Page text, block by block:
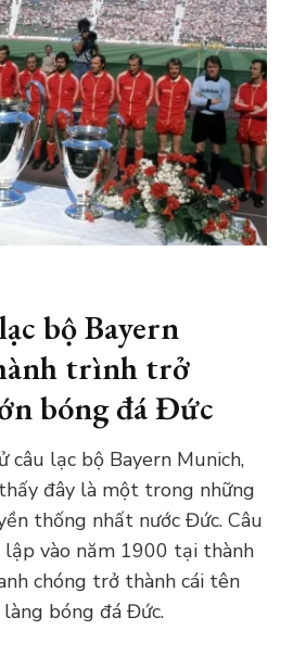
bộ Bayern
trình trở
bóng đá Đức
câu lạc bộ Bayern Munich,
đây là một trong những
thống nhất nước Đức. Câu
lập vào năm 1900 tại thành
chóng trở thành cái tên
bóng đá Đức.